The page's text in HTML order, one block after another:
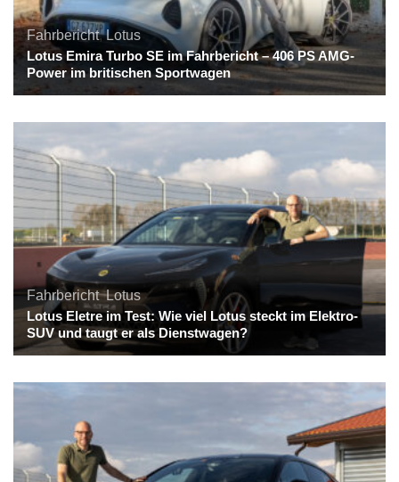
Fahrbericht,Lotus
Lotus Emira Turbo SE im Fahrbericht – 406 PS AMG-
Power im britischen Sportwagen
Fahrbericht,Lotus
Lotus Eletre im Test: Wie viel Lotus steckt im Elektro-
SUV und taugt er als Dienstwagen?